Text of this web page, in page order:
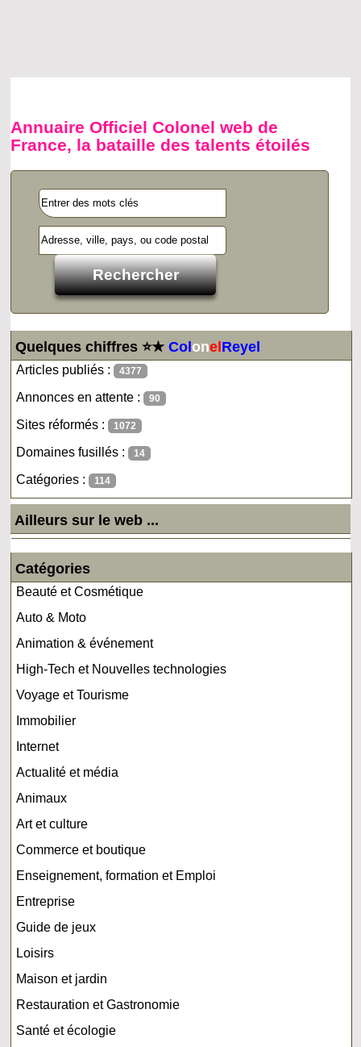
Annuaire Officiel Colonel web de
France, la bataille des talents étoilés
Quelques chiffres ⭐★ColonelReyel
Articles publiés : 4377
Annonces en attente : 90
Sites réformés : 1072
Domaines fusillés : 14
Catégories : 114
Ailleurs sur le web ...
Catégories
Beauté et Cosmétique
Auto & Moto
Animation & événement
High-Tech et Nouvelles technologies
Voyage et Tourisme
Immobilier
Internet
Actualité et média
Animaux
Art et culture
Commerce et boutique
Enseignement, formation et Emploi
Entreprise
Guide de jeux
Loisirs
Maison et jardin
Restauration et Gastronomie
Santé et écologie